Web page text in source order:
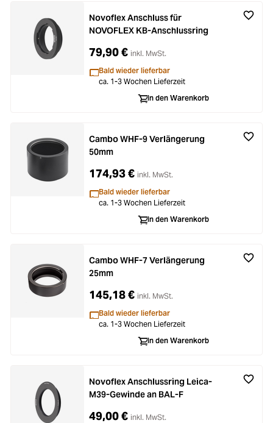
Novoflex Anschluss für
NOVOFLEX KB-Anschlussring
79,90 € inkl. MwSt.
Bald wieder lieferbar
ca. 1-3 Wochen Lieferzeit
In den Warenkorb
Cambo WHF-9 Verlängerung
50mm
174,93 € inkl. MwSt.
Bald wieder lieferbar
ca. 1-3 Wochen Lieferzeit
In den Warenkorb
Cambo WHF-7 Verlängerung
25mm
145,18 € inkl. MwSt.
Bald wieder lieferbar
ca. 1-3 Wochen Lieferzeit
In den Warenkorb
Novoflex Anschlussring Leica-
M39-Gewinde an BAL-F
49,00 € inkl. MwSt.